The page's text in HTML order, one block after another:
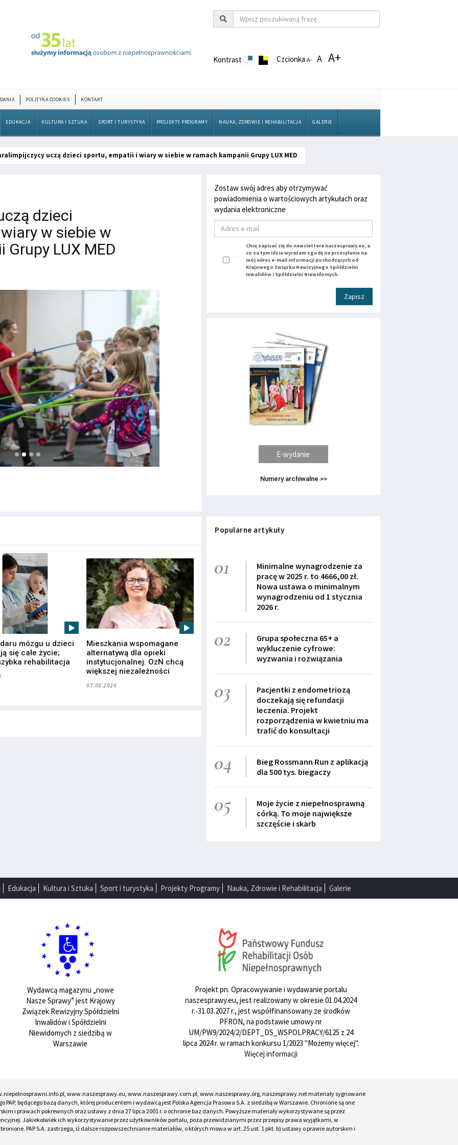
Kontrast CzcionkaA- A A+
POLITYKA COOKIES KONTAKT
EDUKACJA KULTURA I SZTUKA SPORT I TURYSTYKA PROJEKTY PROGRAMY NAUKA, ZDROWIE I REHABILITACJA GALERIE
uczą dzieci sportu, empatii i wiary w siebie w ramach kampanii Grupy LUX MED
dzieci
w siebie w
LUX MED
mózgu u dzieci
się całe życie;
rehabilitacja
Mieszkania wspomagane
alternatywą dla opieki
instytucjonalnej. OzN chcą
większej niezależności
07.08.2026
Zostaw swój adres aby otrzymywać
powiadomienia o wartościowych artykułach oraz
wydania elektroniczne
Chcę zapisać się do newslettera naszesprawy.eu, a
co za tym idzie wyrażam zgodę na przesyłanie na
mój adres e-mail informacji pochodzących od
Krajowego Związku Rewizyjnego Spółdzielni
Inwalidów i Spółdzielni Niewidomych.
Zapisz
E-wydanie
Numery archiwalne >>
Popularne artykuły
01
Minimalne wynagrodzenie za
pracę w 2025 r. to 4666,00 zł.
Nowa ustawa o minimalnym
wynagrodzeniu od 1 stycznia
2026 r.
02
Grupa społeczna 65+ a
wykluczenie cyfrowe:
wyzwania i rozwiązania
03
Pacjentki z endometriozą
doczekają się refundacji
leczenia. Projekt
rozporządzenia w kwietniu ma
trafić do konsultacji
04
Bieg Rossmann Run z aplikacją
dla 500 tys. biegaczy
05
Moje życie z niepełnosprawną
córką. To moje największe
szczęście i skarb
Edukacja Kultura i Sztuka Sport i turystyka Projekty Programy Nauka, Zdrowie i Rehabilitacja Galerie
Wydawcą magazynu „nowe
Nasze Sprawy” jest Krajowy
Związek Rewizyjny Spółdzielni
Inwalidów i Spółdzielni
Niewidomych z siedzibą w
Warszawie
Projekt pn. Opracowywanie i wydawanie portalu
naszesprawy.eu, jest realizowany w okresie 01.04.2024
r.-31.03.2027 r., jest współfinansowany ze środków
PFRON, na podstawie umowy nr
UM/PW9/2024/2/DEPT_DS_WSPOLPRACY/6125 z 24
lipca 2024 r. w ramach konkursu 1/2023 "Możemy więcej".
Więcej informacji
www.naszesprawy.eu, www.naszesprawy.com.pl, www.naszesprawy.org, naszesprawy.net materiały sygnowane
PAP, będącego bazą danych, której producentem i wydawcą jest Polska Agencja Prasowa S.A. z siedzibą w Warszawie. Chronione są one
i prawach pokrewnych oraz ustawy z dnia 27 lipca 2001 r. o ochronie baz danych. Powyższe materiały wykorzystywane są przez
Jakiekolwiek ich wykorzystywanie przez użytkowników portalu, poza przewidzianymi przez przepisy prawa wyjątkami, w
PAP S.A. zastrzega, iż dalsze rozpowszechnianie materiałów, o których mowa w art. 25 ust. 1 pkt. b) ustawy o prawie autorskim i